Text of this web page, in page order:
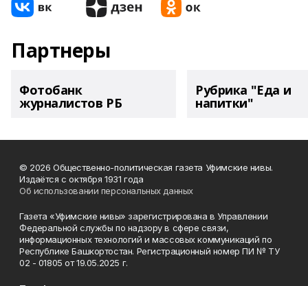
Партнеры
Фотобанк
журналистов РБ
Рубрика "Еда и
напитки"
© 2026 Общественно-политическая газета Уфимские нивы.
Издаётся с октября 1931 года
Об использовании персональных данных
Газета «Уфимские нивы» зарегистрирована в Управлении
Федеральной службы по надзору в сфере связи,
информационных технологий и массовых коммуникаций по
Республике Башкортостан. Регистрационный номер ПИ № ТУ
02 - 01805 от 19.05.2025 г.